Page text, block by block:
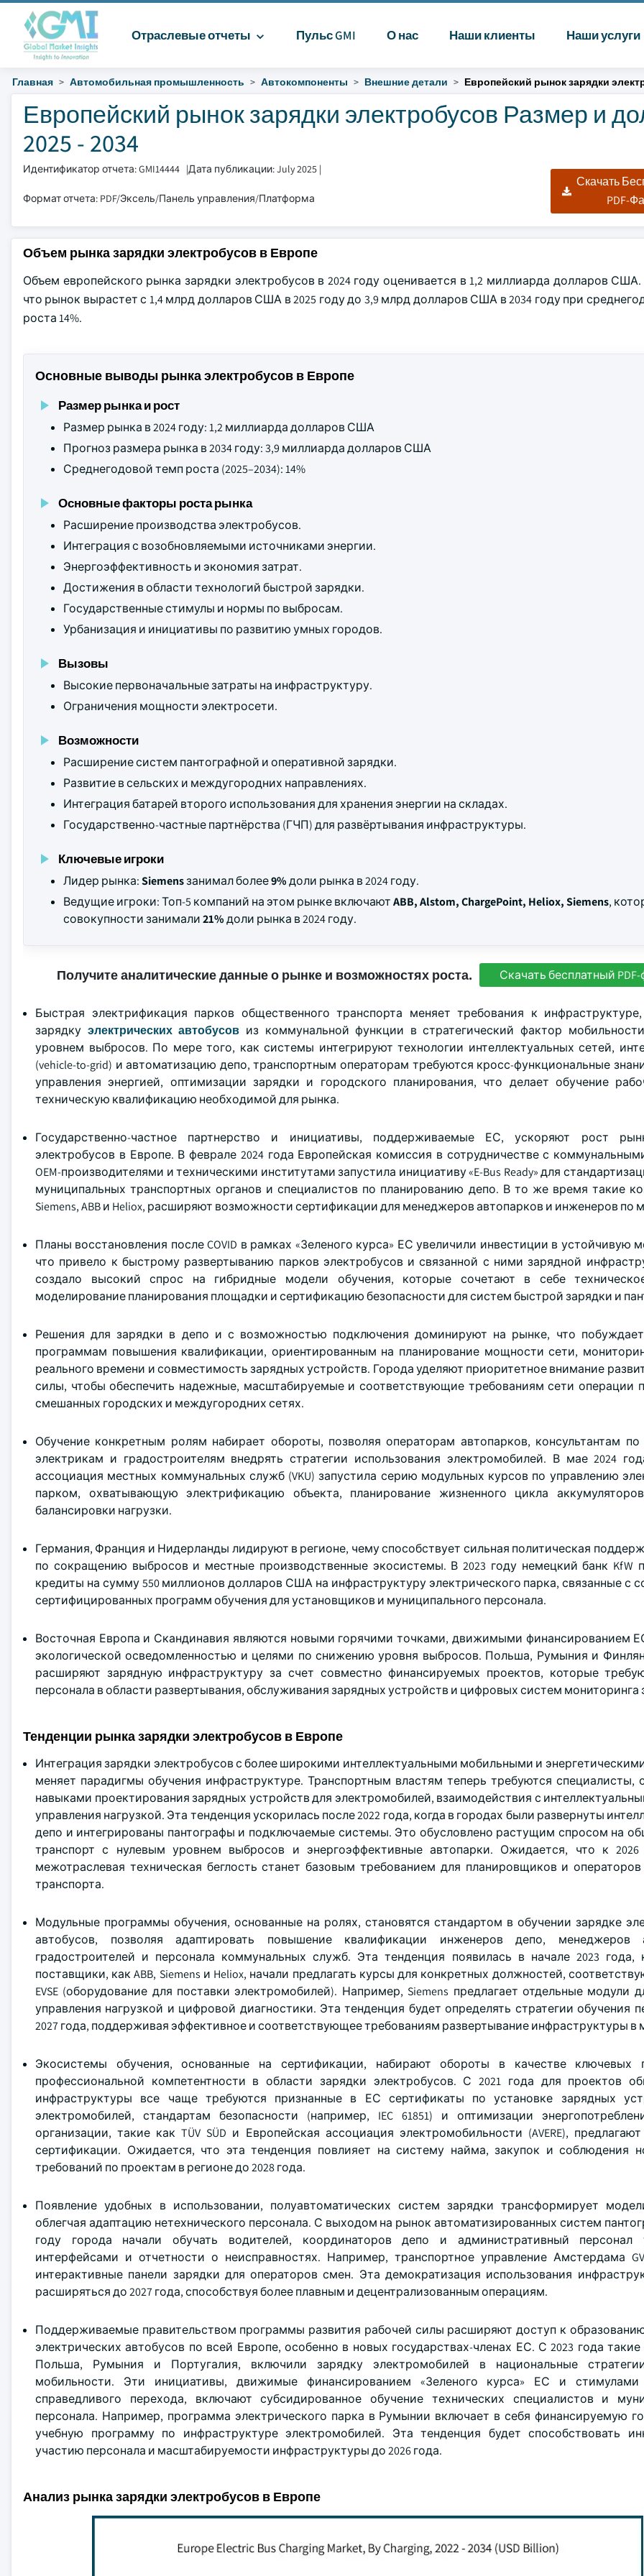
Отраслевые отчеты Пульс GMI О нас Наши клиенты Наши услуги
Главная Автомобильная промышленность Автокомпоненты Внешние детали Европейский рынок зарядки
Европейский рынок зарядки электробусов Размер и
2025 - 2034
Идентификатор отчета: GMI14444 |Дата публикации: July 2025 |
Формат отчета: PDF/Эксель/Панель управления/Платформа
Скачать
PDF-
Объем рынка зарядки электробусов в Европе
Объем европейского рынка зарядки электробусов в 2024 году оценивается в 1,2 миллиарда долларов
что рынок вырастет с 1,4 млрд долларов США в 2025 году до 3,9 млрд долларов США в 2034 году при
роста 14%.
Основные выводы рынка электробусов в Европе
Размер рынка и рост
Размер рынка в 2024 году: 1,2 миллиарда долларов США
Прогноз размера рынка в 2034 году: 3,9 миллиарда долларов США
Среднегодовой темп роста (2025–2034): 14%
Основные факторы роста рынка
Расширение производства электробусов.
Интеграция с возобновляемыми источниками энергии.
Энергоэффективность и экономия затрат.
Достижения в области технологий быстрой зарядки.
Государственные стимулы и нормы по выбросам.
Урбанизация и инициативы по развитию умных городов.
Вызовы
Высокие первоначальные затраты на инфраструктуру.
Ограничения мощности электросети.
Возможности
Расширение систем пантографной и оперативной зарядки.
Развитие в сельских и междугородних направлениях.
Интеграция батарей второго использования для хранения энергии на складах.
Государственно-частные партнёрства (ГЧП) для развёртывания инфраструктуры.
Ключевые игроки
Лидер рынка:Siemensзанимал более9%доли рынка в 2024 году.
Ведущие игроки: Топ-5 компаний на этом рынке включаютABB, Alstom, ChargePoint, Heliox, Siemens,
совокупности занимали21%доли рынка в 2024 году.
Получите аналитические данные о рынке и возможностях роста. Скачать бесплатный
Быстрая электрификация парков общественного транспорта меняет требования к
зарядку электрических автобусов из коммунальной функции в стратегический фактор
уровнем выбросов. По мере того, как системы интегрируют технологии интеллектуальных сетей,
(vehicle-to-grid) и автоматизацию депо, транспортным операторам требуются кросс-функциональные
управления энергией, оптимизации зарядки и городского планирования, что делает обучение
техническую квалификацию необходимой для рынка.
Государственно-частное партнерство и инициативы, поддерживаемые ЕС, ускоряют рост
электробусов в Европе. В феврале 2024 года Европейская комиссия в сотрудничестве с
OEM-производителями и техническими институтами запустила инициативу «E-Bus Ready» для
муниципальных транспортных органов и специалистов по планированию депо. В то же время такие
Siemens, ABB и Heliox, расширяют возможности сертификации для менеджеров автопарков и инженеров по
Планы восстановления после COVID в рамках «Зеленого курса» ЕС увеличили инвестиции в устойчивую
что привело к быстрому развертыванию парков электробусов и связанной с ними зарядной
создало высокий спрос на гибридные модели обучения, которые сочетают в себе
моделирование планирования площадки и сертификацию безопасности для систем быстрой зарядки и
Решения для зарядки в депо и с возможностью подключения доминируют на рынке, что
программам повышения квалификации, ориентированным на планирование мощности сети,
реального времени и совместимость зарядных устройств. Города уделяют приоритетное внимание
силы, чтобы обеспечить надежные, масштабируемые и соответствующие требованиям сети операции
смешанных городских и междугородних сетях.
Обучение конкретным ролям набирает обороты, позволяя операторам автопарков, консультантам по
электрикам и градостроителям внедрять стратегии использования электромобилей. В мае 2024
ассоциация местных коммунальных служб (VKU) запустила серию модульных курсов по управлению
парком, охватывающую электрификацию объекта, планирование жизненного цикла
балансировки нагрузки.
Германия, Франция и Нидерланды лидируют в регионе, чему способствует сильная политическая
по сокращению выбросов и местные производственные экосистемы. В 2023 году немецкий банк KfW
кредиты на сумму 550 миллионов долларов США на инфраструктуру электрического парка, связанные с
сертифицированных программ обучения для установщиков и муниципального персонала.
Восточная Европа и Скандинавия являются новыми горячими точками, движимыми финансированием
экологической осведомленностью и целями по снижению уровня выбросов. Польша, Румыния и
расширяют зарядную инфраструктуру за счет совместно финансируемых проектов, которые
персонала в области развертывания, обслуживания зарядных устройств и цифровых систем мониторинга
Тенденции рынка зарядки электробусов в Европе
Интеграция зарядки электробусов с более широкими интеллектуальными мобильными и
меняет парадигмы обучения инфраструктуре. Транспортным властям теперь требуются специалисты,
навыками проектирования зарядных устройств для электромобилей, взаимодействия с
управления нагрузкой. Эта тенденция ускорилась после 2022 года, когда в городах были развернуты
депо и интегрированы пантографы и подключаемые системы. Это обусловлено растущим спросом на
транспорт с нулевым уровнем выбросов и энергоэффективные автопарки. Ожидается, что к 2026
межотраслевая техническая беглость станет базовым требованием для планировщиков и операторов
транспорта.
Модульные программы обучения, основанные на ролях, становятся стандартом в обучении зарядке
автобусов, позволяя адаптировать повышение квалификации инженеров депо, менеджеров
градостроителей и персонала коммунальных служб. Эта тенденция появилась в начале 2023 года,
поставщики, как ABB, Siemens и Heliox, начали предлагать курсы для конкретных должностей,
EVSE (оборудование для поставки электромобилей). Например, Siemens предлагает отдельные модули
управления нагрузкой и цифровой диагностики. Эта тенденция будет определять стратегии обучения
2027 года, поддерживая эффективное и соответствующее требованиям развертывание инфраструктуры в
Экосистемы обучения, основанные на сертификации, набирают обороты в качестве ключевых
профессиональной компетентности в области зарядки электробусов. С 2021 года для проектов
инфраструктуры все чаще требуются признанные в ЕС сертификаты по установке зарядных
электромобилей, стандартам безопасности (например, IEC 61851) и оптимизации
организации, такие как TÜV SÜD и Европейская ассоциация электромобильности (AVERE),
сертификации. Ожидается, что эта тенденция повлияет на систему найма, закупок и соблюдения
требований по проектам в регионе до 2028 года.
Появление удобных в использовании, полуавтоматических систем зарядки трансформирует
облегчая адаптацию нетехнического персонала. С выходом на рынок автоматизированных систем
году города начали обучать водителей, координаторов депо и административный персонал
интерфейсами и отчетности о неисправностях. Например, транспортное управление Амстердама
интерактивные панели зарядки для операторов смен. Эта демократизация использования
расширяться до 2027 года, способствуя более плавным и децентрализованным операциям.
Поддерживаемые правительством программы развития рабочей силы расширяют доступ к
электрических автобусов по всей Европе, особенно в новых государствах-членах ЕС. С 2023 года
Польша, Румыния и Португалия, включили зарядку электромобилей в национальные
мобильности. Эти инициативы, движимые финансированием «Зеленого курса» ЕС и стимулами
справедливого перехода, включают субсидированное обучение технических специалистов и
персонала. Например, программа электрического парка в Румынии включает в себя финансируемую
учебную программу по инфраструктуре электромобилей. Эта тенденция будет способствовать
участию персонала и масштабируемости инфраструктуры до 2026 года.
Анализ рынка зарядки электробусов в Европе